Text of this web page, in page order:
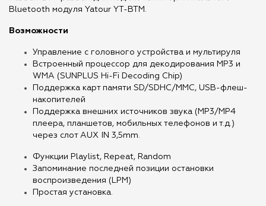
Bluetooth модуля Yatour YT-BTM.
Возможности
Управление с головного устройства и мультируля
Встроенный процессор для декодирования MP3 и
WMA (SUNPLUS Hi-Fi Decoding Chip)
Поддержка карт памяти SD/SDHC/MMC, USB-флеш-
накопителей
Поддержка внешних источников звука (MP3/MP4
плеера, планшетов, мобильных телефонов и т.д.)
через слот AUX IN 3,5mm.
Функции Playlist, Repeat, Random
Запоминание последней позиции остановки
воспроизведения (LPM)
Простая установка.